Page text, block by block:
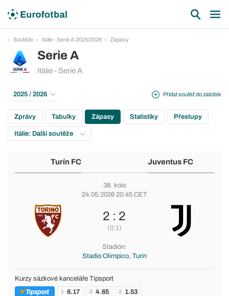
Soutěže Itálie - Serie A 2025/2026 Zápasy
Serie A
Itálie - Serie A
Přidat soutěž do záložek
2025 / 2026
Zprávy Tabulky Zápasy Statistiky Přestupy
Itálie: Další soutěže
Turín FC Juventus FC
38. kolo
24.05.2026 20:45 CET
2 : 2
(0:1)
Stadión:
Stadio Olimpico, Turín
Kurzy sázkové kanceláře Tipsport
1 6.17 0 4.65 2 1.53